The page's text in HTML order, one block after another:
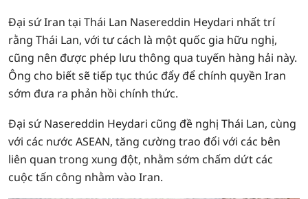
Đại sứ Iran tại Thái Lan Nasereddin Heydari nhất trí
rằng Thái Lan, với tư cách là một quốc gia hữu nghị,
cũng nên được phép lưu thông qua tuyến hàng hải này.
Ông cho biết sẽ tiếp tục thúc đẩy để chính quyền Iran
sớm đưa ra phản hồi chính thức.
Đại sứ Nasereddin Heydari cũng đề nghị Thái Lan, cùng
với các nước ASEAN, tăng cường trao đổi với các bên
liên quan trong xung đột, nhằm sớm chấm dứt các
cuộc tấn công nhằm vào Iran.